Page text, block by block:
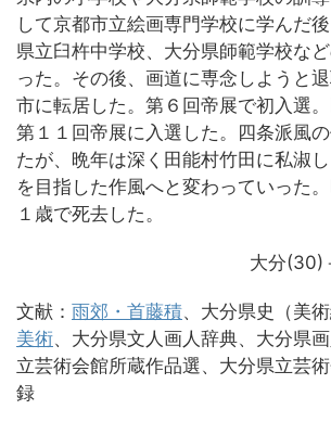
して京都市立絵画専門学校に学んだ
県立臼杵中学校、大分県師範学校な
った。その後、画道に専念しようと
市に転居した。第６回帝展で初入選。
第１１回帝展に入選した。四条派風
たが、晩年は深く田能村竹田に私淑
を目指した作風へと変わっていった
１歳で死去した。
大分(30)
文献： 雨郊・首藤積、大分県史（美術
美術、大分県文人画人辞典、大分県
立芸術会館所蔵作品選、大分県立芸
録